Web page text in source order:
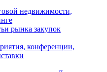
недвижимости,
рынка закупок
конференции,